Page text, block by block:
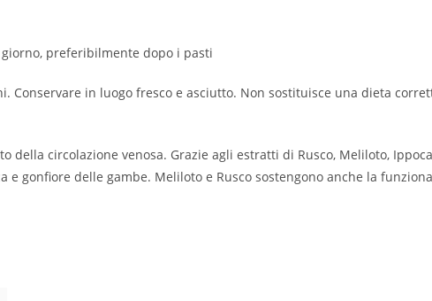
preferibilmente dopo i pasti
Conservare in luogo fresco e asciutto. Non sostituisce una dieta
della circolazione venosa. Grazie agli estratti di Rusco, Meliloto,
gonfiore delle gambe. Meliloto e Rusco sostengono anche la